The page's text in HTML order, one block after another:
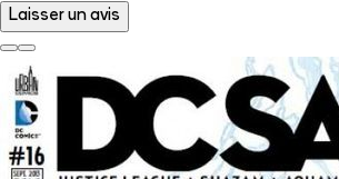
Laisser un avis